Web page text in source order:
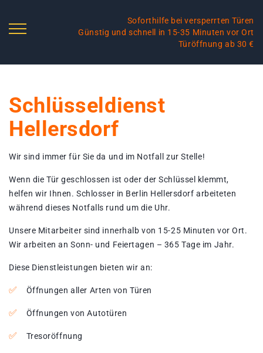
Soforthilfe bei versperrten Türen
Günstig und schnell in 15-35 Minuten vor Ort
Türöffnung ab 30 €
Schlüsseldienst
Hellersdorf
Wir sind immer für Sie da und im Notfall zur Stelle!
Wenn die Tür geschlossen ist oder der Schlüssel klemmt,
helfen wir Ihnen. Schlosser in Berlin Hellersdorf arbeiteten
während dieses Notfalls rund um die Uhr.
Unsere Mitarbeiter sind innerhalb von 15-25 Minuten vor Ort.
Wir arbeiten an Sonn- und Feiertagen – 365 Tage im Jahr.
Diese Dienstleistungen bieten wir an:
Öffnungen aller Arten von Türen
Öffnungen von Autotüren
Tresoröffnung